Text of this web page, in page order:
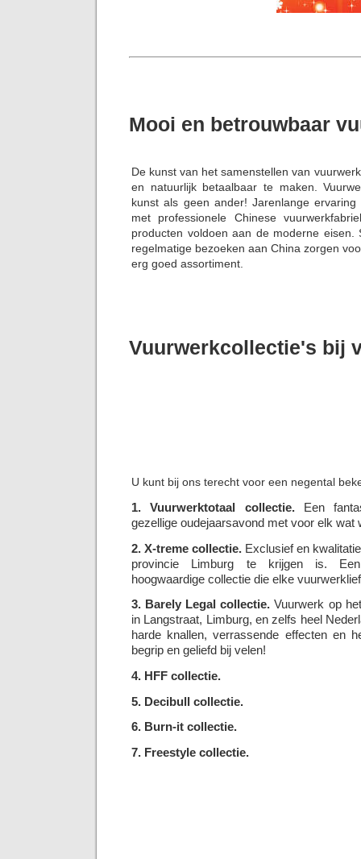
Mooi en betrouwbaar
De kunst van het samenstellen van
en natuurlijk betaalbaar te maken.
kunst als geen ander! Jarenlange
met professionele Chinese
producten voldoen aan de moderne eisen.
regelmatige bezoeken aan China zorgen
erg goed assortiment.
Vuurwerkcollectie's bij
U kunt bij ons terecht voor een negental
1. Vuurwerktotaal collectie.Een
gezellige oudejaarsavond met voor elk wat
2. X-treme collectie. Exclusief en
provincie Limburg te krijgen is.
hoogwaardige collectie die elke
3. Barely Legal collectie. Vuurwerk op
in Langstraat, Limburg, en zelfs heel
harde knallen, verrassende effecten en
begrip en geliefd bij velen!
4. HFF collectie.
5. Decibull collectie.
6. Burn-it collectie.
7. Freestyle collectie.